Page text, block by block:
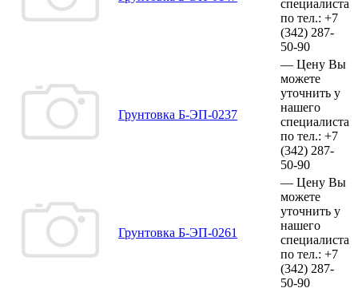
специалиста
по тел.: +7
(342) 287-
50-90
Грунтовка Б-ЭП-0237
— Цену Вы
можете
уточнить у
нашего
специалиста
по тел.: +7
(342) 287-
50-90
Грунтовка Б-ЭП-0261
— Цену Вы
можете
уточнить у
нашего
специалиста
по тел.: +7
(342) 287-
50-90